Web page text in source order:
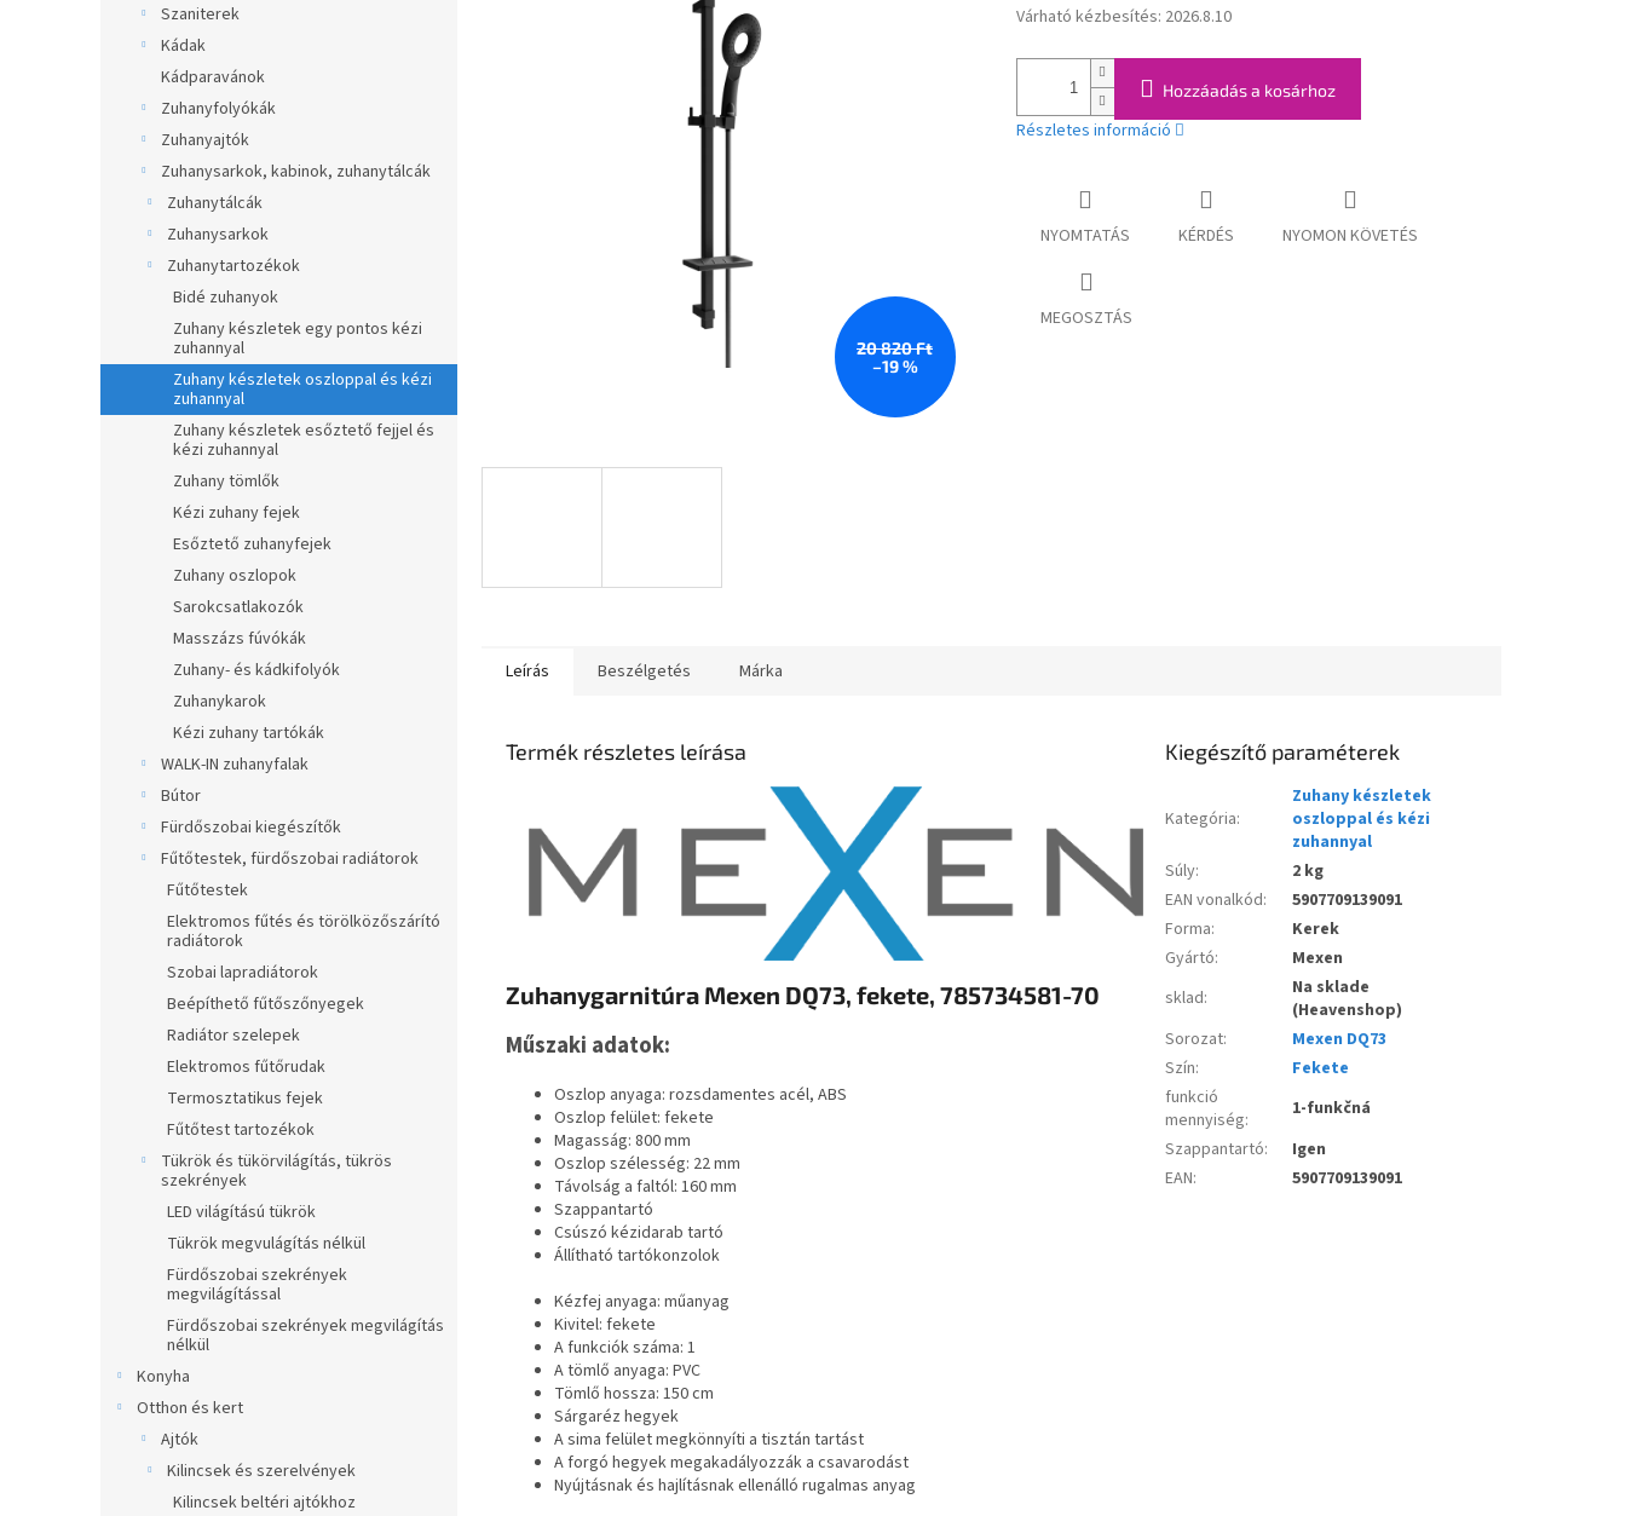
Szaniterek
Kádak
Kádparavánok
Zuhanyfolyókák
Zuhanyajtók
Zuhanysarkok, kabinok, zuhanytálcák
Zuhanytálcák
Zuhanysarkok
Zuhanytartozékok
Bidé zuhanyok
Zuhany készletek egy pontos kézi
zuhannyal
Zuhany készletek oszloppal és kézi
zuhannyal
Zuhany készletek esőztető fejjel és
kézi zuhannyal
Zuhany tömlők
Kézi zuhany fejek
Esőztető zuhanyfejek
Zuhany oszlopok
Sarokcsatlakozók
Masszázs fúvókák
Zuhany- és kádkifolyók
Zuhanykarok
Kézi zuhany tartókák
WALK-IN zuhanyfalak
Bútor
Fürdőszobai kiegészítők
Fűtőtestek, fürdőszobai radiátorok
Fűtőtestek
Elektromos fűtés és törölközőszárító
radiátorok
Szobai lapradiátorok
Beépíthető fűtőszőnyegek
Radiátor szelepek
Elektromos fűtőrudak
Termosztatikus fejek
Fűtőtest tartozékok
Tükrök és tükörvilágítás, tükrös
szekrények
LED világítású tükrök
Tükrök megvulágítás nélkül
Fürdőszobai szekrények
megvilágítással
Fürdőszobai szekrények megvilágítás
nélkül
Konyha
Otthon és kert
Ajtók
Kilincsek és szerelvények
Kilincsek beltéri ajtókhoz
20 820 Ft
–19 %
Egységár:
Várható kézbesítés: 2026.8.10
Hozzáadás a kosárhoz
Részletes információ
NYOMTATÁS KÉRDÉS NYOMON KÖVETÉS
MEGOSZTÁS
Leírás Beszélgetés Márka
Termék részletes leírása
Zuhanygarnitúra Mexen DQ73, fekete, 785734581-70
Műszaki adatok:
Oszlop anyaga: rozsdamentes acél, ABS
Oszlop felület: fekete
Magasság: 800 mm
Oszlop szélesség: 22 mm
Távolság a faltól: 160 mm
Szappantartó
Csúszó kézidarab tartó
Állítható tartókonzolok
Kézfej anyaga: műanyag
Kivitel: fekete
A funkciók száma: 1
A tömlő anyaga: PVC
Tömlő hossza: 150 cm
Sárgaréz hegyek
A sima felület megkönnyíti a tisztán tartást
A forgó hegyek megakadályozzák a csavarodást
Nyújtásnak és hajlításnak ellenálló rugalmas anyag
Kiegészítő paraméterek
Kategória:
Zuhany készletek
oszloppal és kézi
zuhannyal
Súly:
2 kg
EAN vonalkód:
5907709139091
Forma:
Kerek
Gyártó:
Mexen
sklad:
Na sklade
(Heavenshop)
Sorozat:
Mexen DQ73
Szín:
Fekete
funkció
mennyiség:
1-funkčná
Szappantartó:
Igen
EAN: 5907709139091